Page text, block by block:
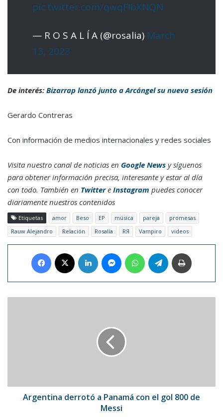
pic.twitter.com/qwqFIbXNQN
— R O S A L Í A (@rosalia) March
13, 2023
De interés: Bizarrap lanzó junto a Arcángel su nueva sesión
Gerardo Contreras
Con información de medios internacionales y redes sociales
Visita nuestro canal de noticias en Google News y síguenos
para obtener información precisa, interesante y estar al día
con todo. También en Twittere Instagram puedes conocer
diariamente nuestros contenidos
Etiquetas amor Beso EP música pareja
promesas
Rauw Alejandro
Relación Rosalía RЯ Vampiro videos
Facebook LinkedIn MessengerWhatsAppTelegram
de
MessiArgentina derrotó a Panamá con el gol 800 de
Messi